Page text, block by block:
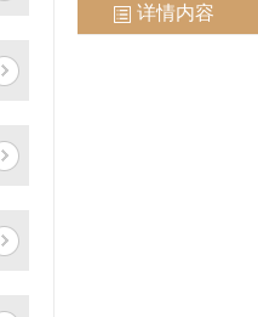
详情内容